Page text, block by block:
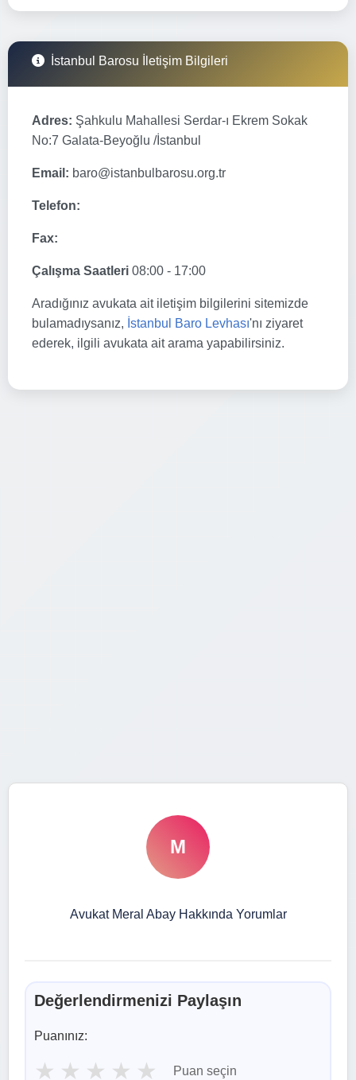
İstanbul Barosu İletişim Bilgileri
Adres: Şahkulu Mahallesi Serdar-ı Ekrem Sokak
No:7 Galata-Beyoğlu /İstanbul
Email: baro@istanbulbarosu.org.tr
Telefon:
Fax:
Çalışma Saatleri 08:00 - 17:00
Aradığınız avukata ait iletişim bilgilerini sitemizde
bulamadıysanız, İstanbul Baro Levhası'nı ziyaret
ederek, ilgili avukata ait arama yapabilirsiniz.
M
Avukat Meral Abay Hakkında Yorumlar
Değerlendirmenizi Paylaşın
Puanınız:
★ ★ ★ ★ ★ Puan seçin